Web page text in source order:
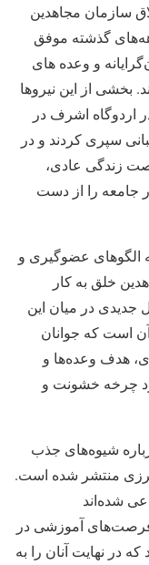
سازمان مجاهدین
گذشته موفق
و وعده های
بخشی از این نیروها
اردوگاه اشرف در
سپری کردند و در
زندگی عادی،
جامعه را از دست
الگوهای عضوگیری و
خلق به کار
در میان این
است که جوانان
هدف وعده‌ها و
چرخه خشونت و
شیوه‌های جذب
منتشر شده است.
شده‌اند
فرصت‌های آموزشی در
در نهایت آنان را به